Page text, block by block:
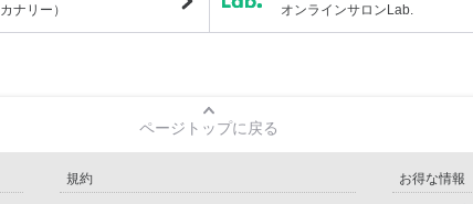
ナリー）
オンラインサロンLab.
ページトップに戻る
規約
お得な情報